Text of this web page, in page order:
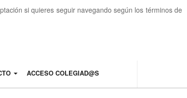
si quieres seguir navegando según los términos de
ACCESO COLEGIAD@S